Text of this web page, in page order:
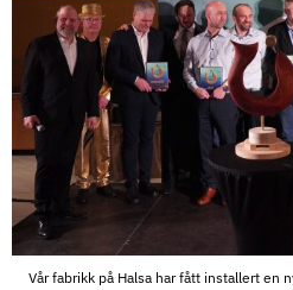
Vår fabrikk på Halsa har fått installert en